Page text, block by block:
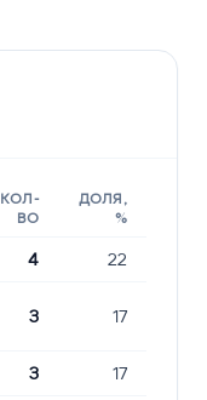
КОЛ-
ВО
ДОЛЯ,
%
4 22
3 17
3 17